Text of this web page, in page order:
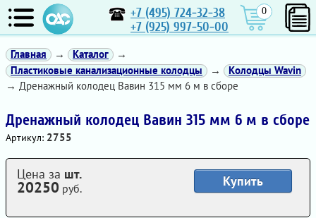
+7 (495) 724-32-38
+7 (925) 997-50-00
0
Главная → Каталог
→
Пластиковые канализационные колодцы
→
Колодцы Wavin
→ Дренажный колодец Вавин 315 мм 6 м в сборе
Дренажный колодец Вавин 315 мм 6 м в сборе
Артикул: 2755
Купить
Цена за шт.
20250 руб.